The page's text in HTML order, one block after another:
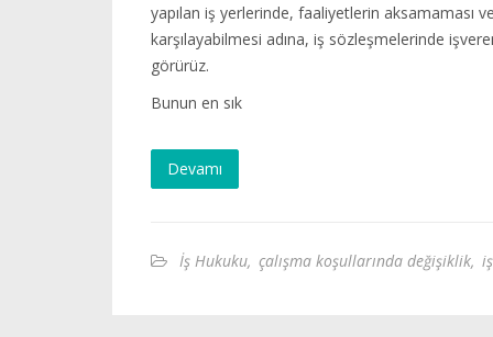
yapılan iş yerlerinde, faaliyetlerin aksamaması
karşılayabilmesi adına, iş sözleşmelerinde
görürüz.
Bunun en sık
Devamı
İş Hukuku, çalışma koşullarında değişiklik,